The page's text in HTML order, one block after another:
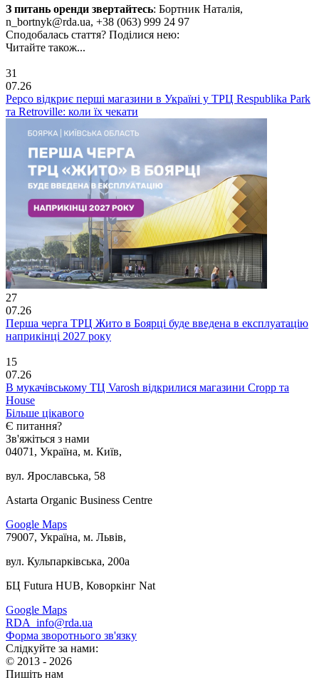
З питань оренди звертайтесь: Бортник Наталія,
n_bortnyk@rda.ua, +38 (063) 999 24 97
Сподобалась стаття? Поділися нею:
Читайте також...
31
07.26
Pepco відкриє перші магазини в Україні у ТРЦ Respublika Park
та Retroville: коли їх чекати
27
07.26
Перша черга ТРЦ Жито в Боярці буде введена в експлуатацію
наприкінці 2027 року
15
07.26
В мукачівському ТЦ Varosh відкрилися магазини Cropp та
House
Більше цікавого
Є питання?
Зв'яжіться з нами
04071, Україна, м. Київ,
вул. Ярославська, 58
Astarta Organic Business Centre
Google Maps
79007, Україна, м. Львів,
вул. Кульпарківська, 200а
БЦ Futura HUB, Коворкінг Nat
Google Maps
RDA_info@rda.ua
Форма зворотнього зв'язку
Слідкуйте за нами:
© 2013 - 2026
Пишіть нам